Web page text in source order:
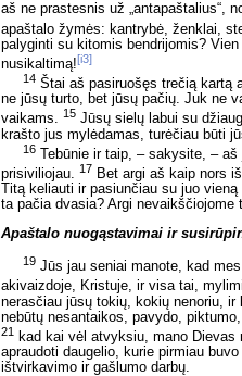
aš ne prastesnis už „antapaštalius“,
apaštalo žymės: kantrybė, ženklai,
palyginti su kitomis bendrijomis?
nusikaltimą![i3]
14 Štai aš pasiruošęs trečią kartą
ne jūsų turto, bet jūsų pačių. Juk ne
vaikams. 15 Jūsų sielų labui su
krašto jus mylėdamas, turėčiau būti
16 Tebūnie ir taip, – sakysite, –
prisiviliojau. 17 Bet argi aš kaip nors
Titą keliauti ir pasiunčiau su juo
ta pačia dvasia? Argi nevaikščiojome
Apaštalo nuogąstavimai ir
19 Jūs jau seniai manote, kad
akivaizdoje, Kristuje, ir visa tai,
nerasčiau jūsų tokių, kokių nenoriu,
nebūtų nesantaikos, pavydo,
21
kad kai vėl atvyksiu, mano
apraudoti daugelio, kurie pirmiau
ištvirkavimo ir gašlumo darbų.